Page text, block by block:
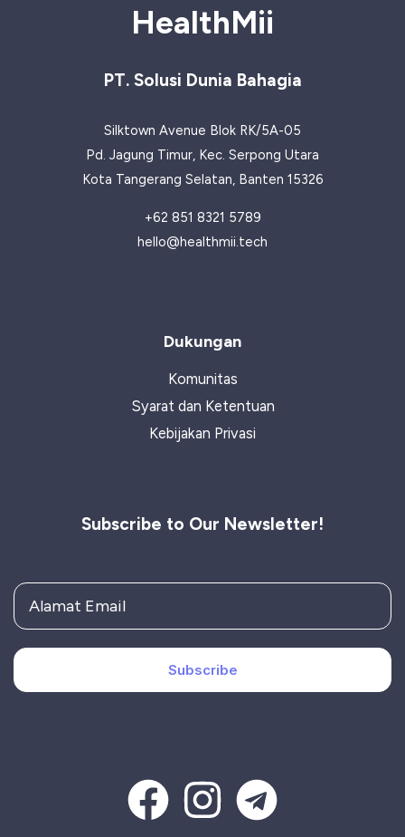
HealthMii
PT. Solusi Dunia Bahagia
Silktown Avenue Blok RK/5A-05
Pd. Jagung Timur, Kec. Serpong Utara
Kota Tangerang Selatan, Banten 15326
+62 851 8321 5789
hello@healthmii.tech
Dukungan
Komunitas
Syarat dan Ketentuan
Kebijakan Privasi
Subscribe to Our Newsletter!
Subscribe